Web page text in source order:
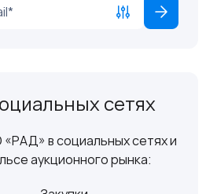
сетях
в социальных сетях и
аукционного рынка: